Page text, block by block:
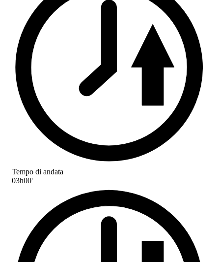
Tempo di andata
03h00'